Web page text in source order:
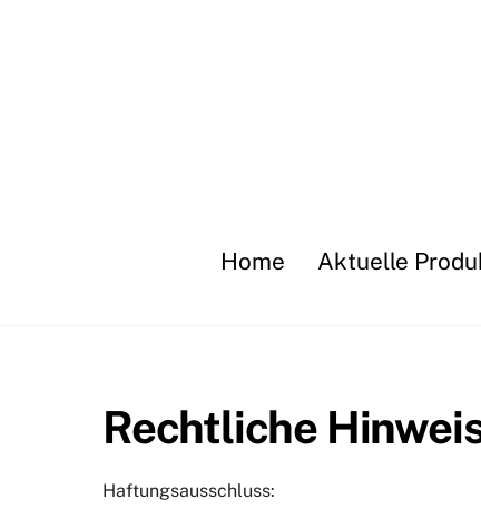
Home Aktuelle
Rechtliche
Haftungsausschluss: